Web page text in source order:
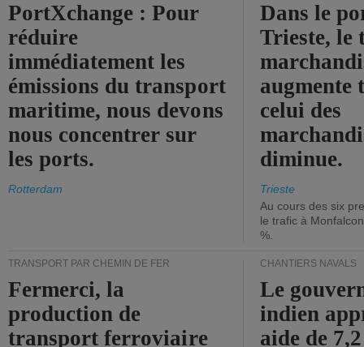
PortXchange : Pour
réduire
immédiatement les
émissions du transport
maritime, nous devons
nous concentrer sur
les ports.
Rotterdam
Dans le
Trieste, le
augmente
celui des
diminue.
Trieste
Au cours des six
le trafic à
%.
TRANSPORT PAR CHEMIN DE FER
Fermerci, la
production de
transport ferroviaire
CHANTIERS NAVALS
Le
indien
aide de